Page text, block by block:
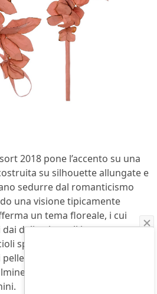
2018 pone l’accento su una
su silhouette allungate e
sedurre dal romanticismo
una visione tipicamente
un tema floreale, i cui
delicati petali in tessuto.
spontanei, i fiori proliferano
e tessuto che si avvolgono
di armoniche evoluzioni